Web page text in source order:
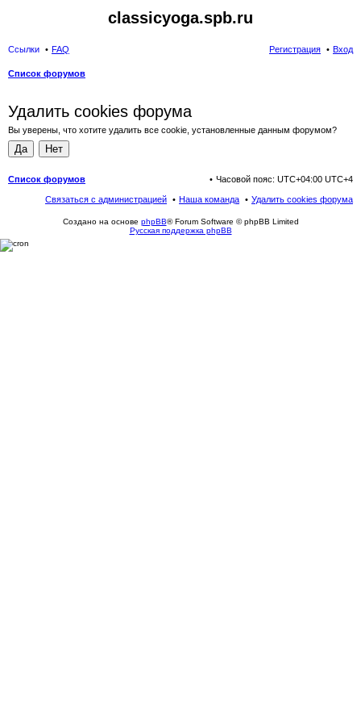
classicyoga.spb.ru
Ссылки FAQ Вход
Регистрация
Список форумов
Удалить cookies форума
Вы уверены, что хотите удалить все cookie, установленные данным форумом?
Список форумов Часовой пояс: UTC+04:00 UTC+4
Удалить cookies форума
Наша команда
Связаться с администрацией
Создано на основе phpBB® Forum Software © phpBB Limited
Русская поддержка phpBB